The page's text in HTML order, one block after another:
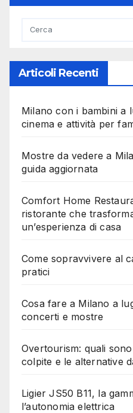
Articoli Recenti
Milano con i bambini a
cinema e attività per
Mostre da vedere a
guida aggiornata
Comfort Home
ristorante che
un’esperienza di casa
Come sopravvivere al
pratici
Cosa fare a Milano a
concerti e mostre
Overtourism: quali
colpite e le alternative
Ligier JS50 B11, la
l’autonomia elettrica